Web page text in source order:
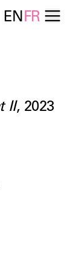
ENFR
II, 2023